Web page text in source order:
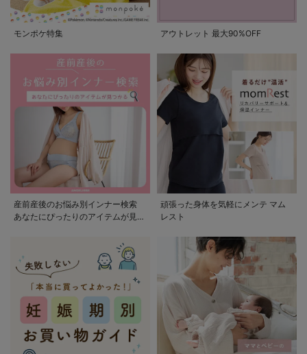
モンポケ特集 アウトレット 最大90%OFF
産前産後のお悩み別インナー検索
あなたにぴったりのアイテムが見つ
頑張った身体を気軽にメンテ マム
レスト